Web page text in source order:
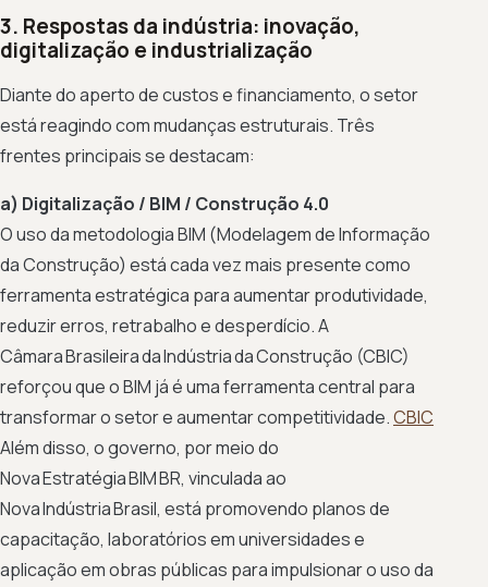
3. Respostas da indústria: inovação,
digitalização e industrialização
Diante do aperto de custos e financiamento, o setor
está reagindo com mudanças estruturais. Três
frentes principais se destacam:
a) Digitalização / BIM / Construção 4.0
O uso da metodologia BIM (Modelagem de Informação
da Construção) está cada vez mais presente como
ferramenta estratégica para aumentar produtividade,
reduzir erros, retrabalho e desperdício. A
Câmara Brasileira da Indústria da Construção (CBIC)
reforçou que o BIM já é uma ferramenta central para
transformar o setor e aumentar competitividade.CBIC
Além disso, o governo, por meio do
Nova Estratégia BIM BR, vinculada ao
Nova Indústria Brasil, está promovendo planos de
capacitação, laboratórios em universidades e
aplicação em obras públicas para impulsionar o uso da